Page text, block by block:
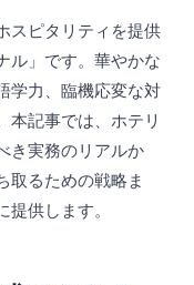
スピタリティを提供
ル」です。華やかな
学力、臨機応変な対
本記事では、ホテリ
き実務のリアルか
取るための戦略ま
供します。